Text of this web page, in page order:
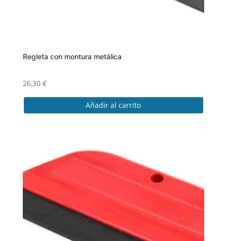
Regleta con montura metálica
26,30 €
Añadir al carrito